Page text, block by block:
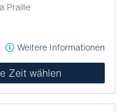
Praille
Weitere Informationen
Zeit wählen